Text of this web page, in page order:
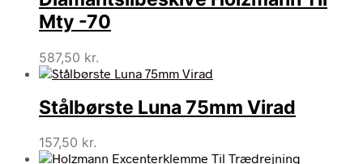
Mty -70
587,50 kr.
Stålbørste Luna 75mm Virad
157,50 kr.